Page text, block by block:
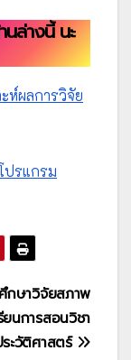
นล่างนี้ นะ
ห์ผลการวิจัย
ปรแกรม
กษาวิจัยสภาพ
ยนการสอนวิชา
ะวัติศาสตร์